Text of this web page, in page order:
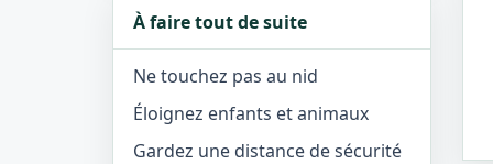
À faire tout de suite
Ne touchez pas au nid
Éloignez enfants et animaux
Gardez une distance de sécurité